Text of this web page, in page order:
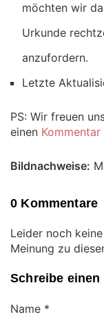
möchten wir
Urkunde
anzufordern.
Letzte
PS: Wir freuen
einen Kommentar
Bildnachweise:
0 Kommentare
Leider noch
Meinung zu
Schreibe
Name *